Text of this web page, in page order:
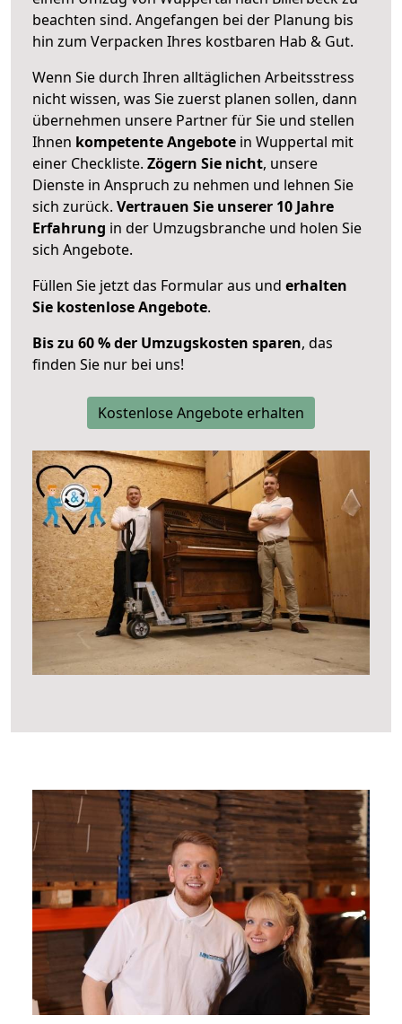
beachten sind. Angefangen bei der Planung bis
hin zum Verpacken Ihres kostbaren Hab & Gut.
Wenn Sie durch Ihren alltäglichen Arbeitsstress
nicht wissen, was Sie zuerst planen sollen, dann
übernehmen unsere Partner für Sie und stellen
Ihnen kompetente Angebote in Wuppertal mit
einer Checkliste. Zögern Sie nicht, unsere
Dienste in Anspruch zu nehmen und lehnen Sie
sich zurück. Vertrauen Sie unserer 10 Jahre
Erfahrung in der Umzugsbranche und holen Sie
sich Angebote.
Füllen Sie jetzt das Formular aus und erhalten
Sie kostenlose Angebote.
Bis zu 60 % der Umzugskosten sparen, das
finden Sie nur bei uns!
Kostenlose Angebote erhalten